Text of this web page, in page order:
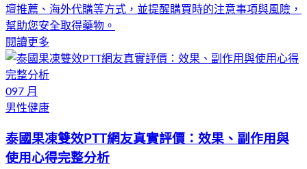
壇推薦、海外代購等方式，並提醒購買時的注意事項與風險，
幫助您安全取得藥物。
閱讀更多
097 月
男性健康
泰國果凍雙效PTT網友真實評價：效果、副作用與
使用心得完整分析